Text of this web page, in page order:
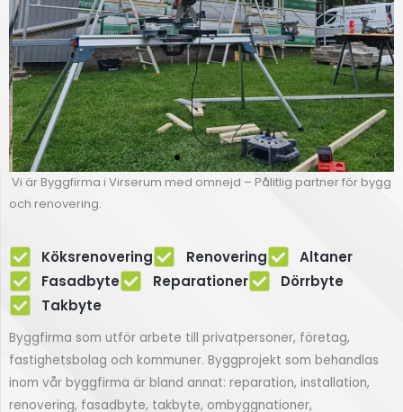
Renovering
Fasadbyte i Virserum
Klicka här
Vi är Byggfirma i Virserum med omnejd – Pålitlig partner för bygg
och renovering.
Köksrenovering Renovering
Altaner
Fasadbyte
Reparationer
Dörrbyte
Takbyte
Byggfirma som utför arbete till privatpersoner, företag,
fastighetsbolag och kommuner. Byggprojekt som behandlas
inom vår byggfirma är bland annat: reparation, installation,
renovering, fasadbyte, takbyte, ombyggnationer,